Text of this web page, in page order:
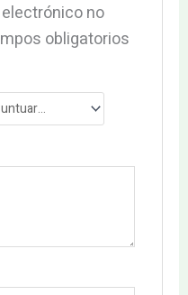
no
obligatorios